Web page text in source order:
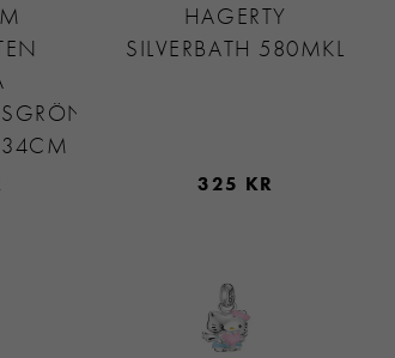
34CM
HAGERTY
SILVERBATH 580MKL
325 KR